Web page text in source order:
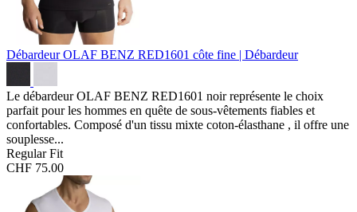
Débardeur OLAF BENZ RED1601 côte fine | Débardeur
Le débardeur OLAF BENZ RED1601 noir représente le choix
parfait pour les hommes en quête de sous-vêtements fiables et
confortables. Composé d'un tissu mixte coton-élasthane , il offre une
souplesse...
Regular Fit
CHF 75.00